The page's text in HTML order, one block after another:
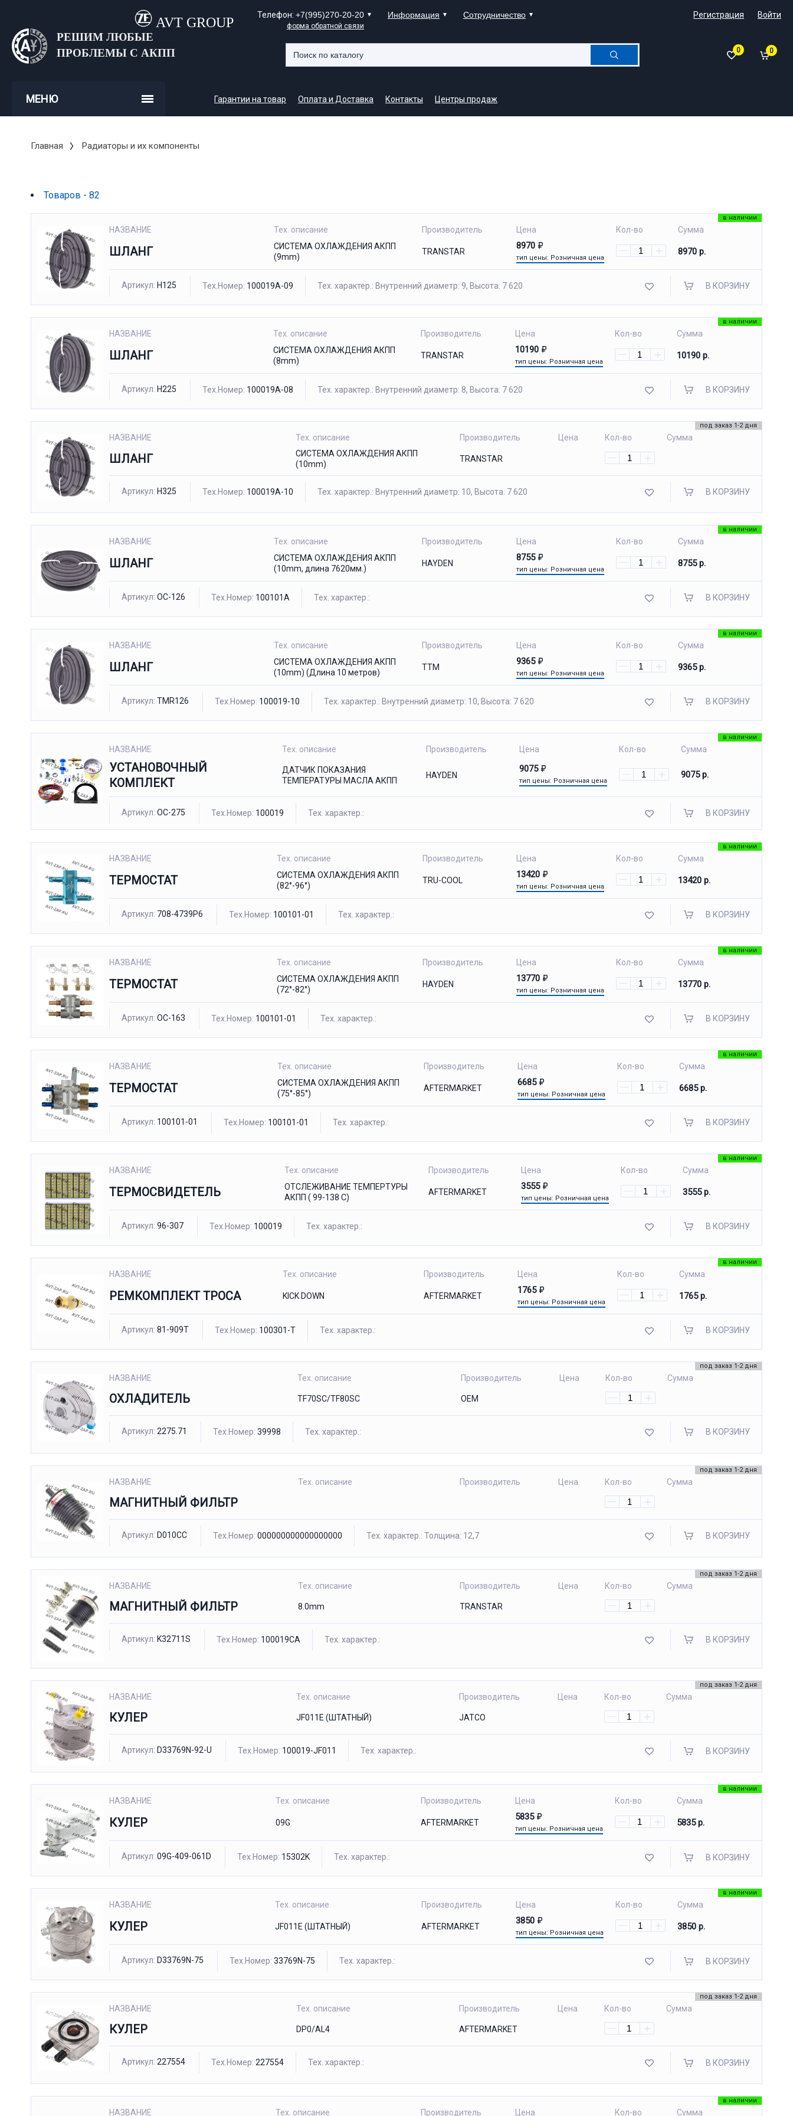
AVT GROUP Телефон: +7(995)270-20-20
форма обратной связи
Информация Сотрудничество Регистрация Войти
РЕШИМ ЛЮБЫЕ
ПРОБЛЕМЫ С АКПП
0 0
МЕНЮ Гарантии на товар Оплата и Доставка Контакты Центры продаж
Главная Радиаторы и их компоненты
Товаров - 82
в наличии
НАЗВАНИЕ Тех. описание Производитель Цена Кол-во Сумма
ШЛАНГ
СИСТЕМА ОХЛАЖДЕНИЯ АКПП
(9mm)
TRANSTAR
8970
тип цены: Розничная цена
8970 р.
Артикул: H125 Тех.Номер: 100019A-09 Тех. характер.: Внутренний диаметр: 9, Высота: 7 620 В КОРЗИНУ
в наличии
НАЗВАНИЕ Тех. описание Производитель Цена Кол-во Сумма
ШЛАНГ
СИСТЕМА ОХЛАЖДЕНИЯ АКПП
(8mm)
TRANSTAR
10190
тип цены: Розничная цена
10190 р.
Артикул: H225 Тех.Номер: 100019A-08 Тех. характер.: Внутренний диаметр: 8, Высота: 7 620 В КОРЗИНУ
под заказ 1-2 дня
НАЗВАНИЕ Тех. описание Производитель Цена Кол-во Сумма
ШЛАНГ
СИСТЕМА ОХЛАЖДЕНИЯ АКПП
(10mm)
TRANSTAR
Артикул: H325 Тех.Номер: 100019A-10 Тех. характер.: Внутренний диаметр: 10, Высота: 7 620 В КОРЗИНУ
в наличии
НАЗВАНИЕ Тех. описание Производитель Цена Кол-во Сумма
ШЛАНГ
СИСТЕМА ОХЛАЖДЕНИЯ АКПП
(10mm, длина 7620мм.)
HAYDEN
8755
тип цены: Розничная цена
8755 р.
Артикул: OC-126 Тех.Номер: 100101A Тех. характер.: В КОРЗИНУ
в наличии
НАЗВАНИЕ Тех. описание Производитель Цена Кол-во Сумма
ШЛАНГ
СИСТЕМА ОХЛАЖДЕНИЯ АКПП
(10mm) (Длина 10 метров)
TTM
9365
тип цены: Розничная цена
9365 р.
Артикул: TMR126 Тех.Номер: 100019-10 Тех. характер.: Внутренний диаметр: 10, Высота: 7 620 В КОРЗИНУ
в наличии
НАЗВАНИЕ Тех. описание Производитель Цена Кол-во Сумма
УСТАНОВОЧНЫЙ
КОМПЛЕКТ
ДАТЧИК ПОКАЗАНИЯ
ТЕМПЕРАТУРЫ МАСЛА АКПП
HAYDEN
9075
тип цены: Розничная цена
9075 р.
Артикул: OC-275 Тех.Номер: 100019 Тех. характер.: В КОРЗИНУ
в наличии
НАЗВАНИЕ Тех. описание Производитель Цена Кол-во Сумма
ТЕРМОСТАТ
СИСТЕМА ОХЛАЖДЕНИЯ АКПП
(82°-96°)
TRU-COOL
13420
тип цены: Розничная цена
13420 р.
Артикул: 708-4739P6 Тех.Номер: 100101-01 Тех. характер.: В КОРЗИНУ
в наличии
НАЗВАНИЕ Тех. описание Производитель Цена Кол-во Сумма
ТЕРМОСТАТ
СИСТЕМА ОХЛАЖДЕНИЯ АКПП
(72°-82°)
HAYDEN
13770
тип цены: Розничная цена
13770 р.
Артикул: OC-163 Тех.Номер: 100101-01 Тех. характер.: В КОРЗИНУ
в наличии
НАЗВАНИЕ Тех. описание Производитель Цена Кол-во Сумма
ТЕРМОСТАТ
СИСТЕМА ОХЛАЖДЕНИЯ АКПП
(75°-85°)
AFTERMARKET
6685
тип цены: Розничная цена
6685 р.
Артикул: 100101-01 Тех.Номер: 100101-01 Тех. характер.: В КОРЗИНУ
в наличии
НАЗВАНИЕ Тех. описание Производитель Цена Кол-во Сумма
ТЕРМОСВИДЕТЕЛЬ
ОТСЛЕЖИВАНИЕ ТЕМПЕРТУРЫ
АКПП ( 99-138 C)
AFTERMARKET
3555
тип цены: Розничная цена
3555 р.
Артикул: 96-307 Тех.Номер: 100019 Тех. характер.: В КОРЗИНУ
в наличии
НАЗВАНИЕ Тех. описание Производитель Цена Кол-во Сумма
РЕМКОМПЛЕКТ ТРОСА KICK DOWN AFTERMARKET
1765
тип цены: Розничная цена
1765 р.
Артикул: 81-909T Тех.Номер: 100301-T Тех. характер.: В КОРЗИНУ
под заказ 1-2 дня
НАЗВАНИЕ Тех. описание Производитель Цена Кол-во Сумма
ОХЛАДИТЕЛЬ TF70SC/TF80SC OEM
Артикул: 2275.71 Тех.Номер: 39998 Тех. характер.: В КОРЗИНУ
под заказ 1-2 дня
НАЗВАНИЕ Тех. описание Производитель Цена Кол-во Сумма
МАГНИТНЫЙ ФИЛЬТР
Артикул: D010CC Тех.Номер: 000000000000000000 Тех. характер.: Толщина: 12,7 В КОРЗИНУ
под заказ 1-2 дня
НАЗВАНИЕ Тех. описание Производитель Цена Кол-во Сумма
МАГНИТНЫЙ ФИЛЬТР 8.0mm TRANSTAR
Артикул: K32711S Тех.Номер: 100019CA Тех. характер.: В КОРЗИНУ
под заказ 1-2 дня
НАЗВАНИЕ Тех. описание Производитель Цена Кол-во Сумма
КУЛЕР JF011E (ШТАТНЫЙ) JATCO
Артикул: D33769N-92-U Тех.Номер: 100019-JF011 Тех. характер.: В КОРЗИНУ
в наличии
НАЗВАНИЕ Тех. описание Производитель Цена Кол-во Сумма
КУЛЕР 09G AFTERMARKET
5835
тип цены: Розничная цена
5835 р.
Артикул: 09G-409-061D Тех.Номер: 15302K Тех. характер.: В КОРЗИНУ
в наличии
НАЗВАНИЕ Тех. описание Производитель Цена Кол-во Сумма
КУЛЕР JF011E (ШТАТНЫЙ) AFTERMARKET
3850
тип цены: Розничная цена
3850 р.
Артикул: D33769N-75 Тех.Номер: 33769N-75 Тех. характер.: В КОРЗИНУ
под заказ 1-2 дня
НАЗВАНИЕ Тех. описание Производитель Цена Кол-во Сумма
КУЛЕР DP0/AL4 AFTERMARKET
Артикул: 227554 Тех.Номер: 227554 Тех. характер.: В КОРЗИНУ
в наличии
НАЗВАНИЕ Тех. описание Производитель Цена Кол-во Сумма